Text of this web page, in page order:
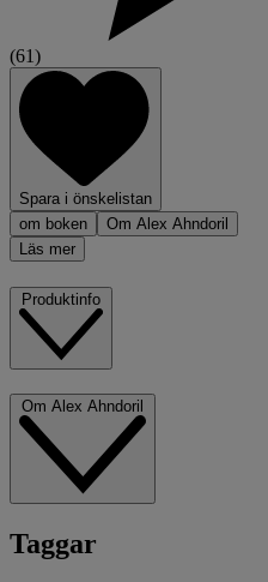
(61)
Spara i önskelistan
om boken
Om Alex Ahndoril
Läs mer
Taggar